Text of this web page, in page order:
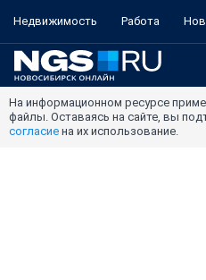
Недвижимость Работа
На информационном ресурсе
файлы. Оставаясь на сайте, вы
согласие на их использование.